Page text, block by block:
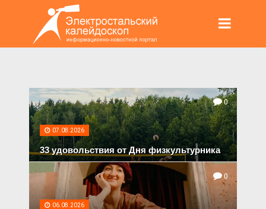
0
07.08.2026
33 удовольствия от Дня физкультурника
0
06.08.2026